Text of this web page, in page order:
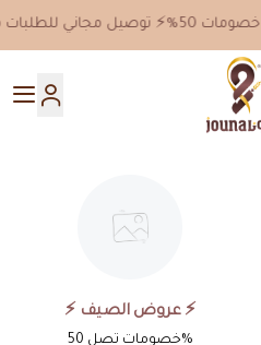
جونا
⚡️ عروض الصيف ⚡️
خصومات تصل 50%